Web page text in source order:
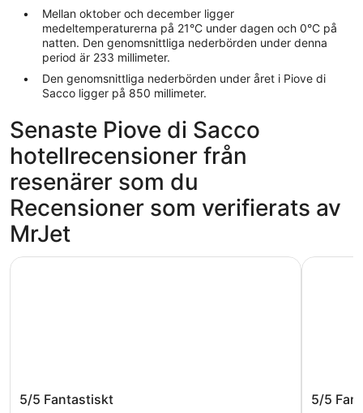
Mellan oktober och december ligger
medeltemperaturerna på 21°C under dagen och 0°C på
natten. Den genomsnittliga nederbörden under denna
period är 233 millimeter.
Den genomsnittliga nederbörden under året i Piove di
Sacco ligger på 850 millimeter.
Senaste Piove di Sacco
hotellrecensioner från
resenärer som du
Recensioner som verifierats av
MrJet
Hotel Plaza Venice
5/5 Fantastiskt
Hotel Plaza Venice
Hotel
5/5
Hotel